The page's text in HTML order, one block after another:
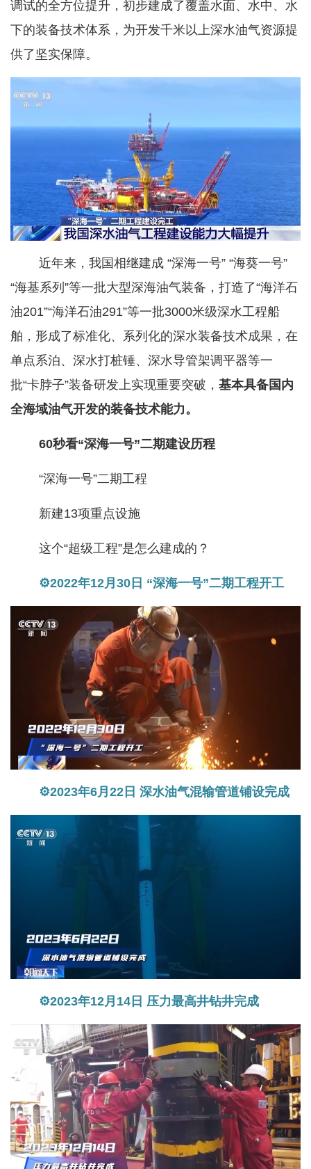
调试的全方位提升，初步建成了覆盖水面、水中、水
下的装备技术体系，为开发千米以上深水油气资源提
供了坚实保障。
近年来，我国相继建成 “深海一号” “海葵一号”
“海基系列”等一批大型深海油气装备，打造了“海洋石
油201”“海洋石油291”等一批3000米级深水工程船
舶，形成了标准化、系列化的深水装备技术成果，在
单点系泊、深水打桩锤、深水导管架调平器等一
批“卡脖子”装备研发上实现重要突破， 基本具备国内
全海域油气开发的装备技术能力。
60秒看“深海一号”二期建设历程
“深海一号”二期工程
新建13项重点设施
这个“超级工程”是怎么建成的？
⚙2022年12月30日 “深海一号”二期工程开工
⚙2023年6月22日 深水油气混输管道铺设完成
⚙2023年12月14日 压力最高井钻井完成